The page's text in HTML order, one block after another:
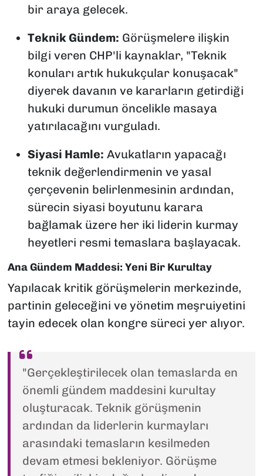
bir araya gelecek.
Teknik Gündem: Görüşmelere ilişkin
bilgi veren CHP'li kaynaklar, "Teknik
konuları artık hukukçular konuşacak"
diyerek davanın ve kararların getirdiği
hukuki durumun öncelikle masaya
yatırılacağını vurguladı.
Siyasi Hamle: Avukatların yapacağı
teknik değerlendirmenin ve yasal
çerçevenin belirlenmesinin ardından,
sürecin siyasi boyutunu karara
bağlamak üzere her iki liderin kurmay
heyetleri resmi temaslara başlayacak.
Ana Gündem Maddesi: Yeni Bir Kurultay
Yapılacak kritik görüşmelerin merkezinde,
partinin geleceğini ve yönetim meşruiyetini
tayin edecek olan kongre süreci yer alıyor.
"Gerçekleştirilecek olan temaslarda en
önemli gündem maddesini kurultay
oluşturacak. Teknik görüşmenin
ardından da liderlerin kurmayları
arasındaki temasların kesilmeden
devam etmesi bekleniyor. Görüşme